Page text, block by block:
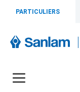
PARTICULIERS